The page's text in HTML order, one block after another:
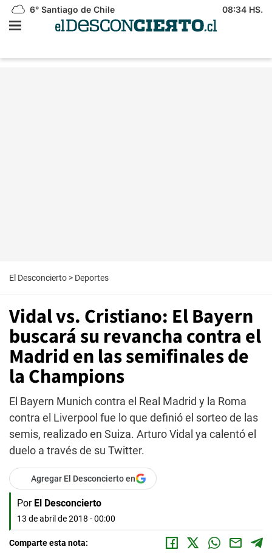
6° Santiago de Chile 08:34 HS.
El Desconcierto > Deportes
Vidal vs. Cristiano: El Bayern
buscará su revancha contra el
Madrid en las semifinales de
la Champions
El Bayern Munich contra el Real Madrid y la Roma
contra el Liverpool fue lo que definió el sorteo de las
semis, realizado en Suiza. Arturo Vidal ya calentó el
duelo a través de su Twitter.
Agregar El Desconcierto en
Por El Desconcierto
13 de abril de 2018 - 00:00
Comparte esta nota: